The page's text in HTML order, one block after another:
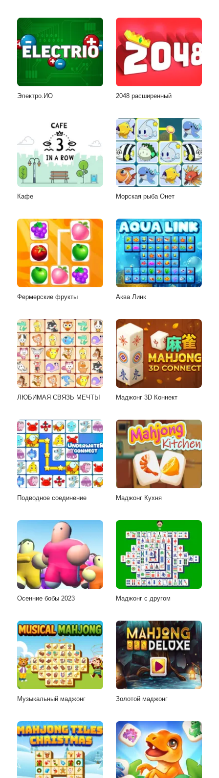
Электро.ИО 2048 расширенный
Кафе Морская рыба Онет
Фермерские фрукты Аква Линк
ЛЮБИМАЯ СВЯЗЬ МЕЧТЫ Маджонг 3D Коннект
Подводное соединение Маджонг Кухня
Осенние бобы 2023 Маджонг с другом
Музыкальный маджонг Золотой маджонг